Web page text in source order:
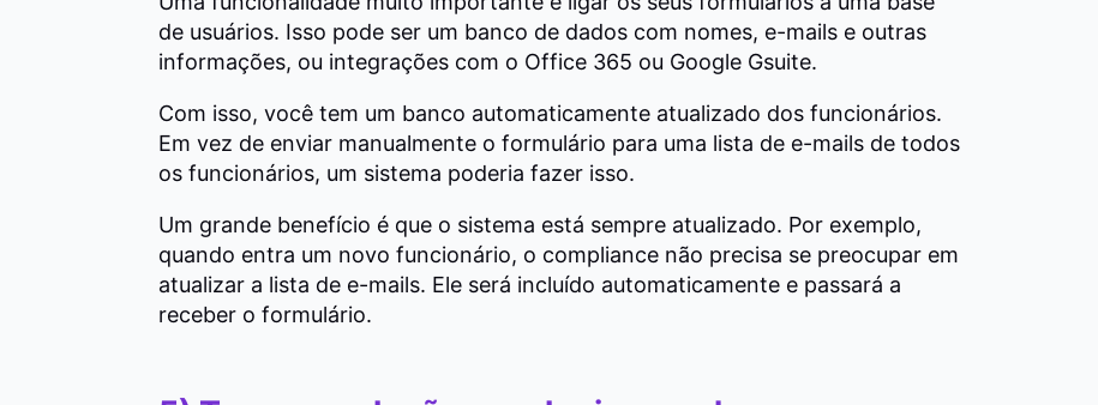
de usuários. Isso pode ser um banco de dados com nomes, e-mails e outras
informações, ou integrações com o Office 365 ou Google Gsuite.
Com isso, você tem um banco automaticamente atualizado dos funcionários.
Em vez de enviar manualmente o formulário para uma lista de e-mails de todos
os funcionários, um sistema poderia fazer isso.
Um grande benefício é que o sistema está sempre atualizado. Por exemplo,
quando entra um novo funcionário, o compliance não precisa se preocupar em
atualizar a lista de e-mails. Ele será incluído automaticamente e passará a
receber o formulário.